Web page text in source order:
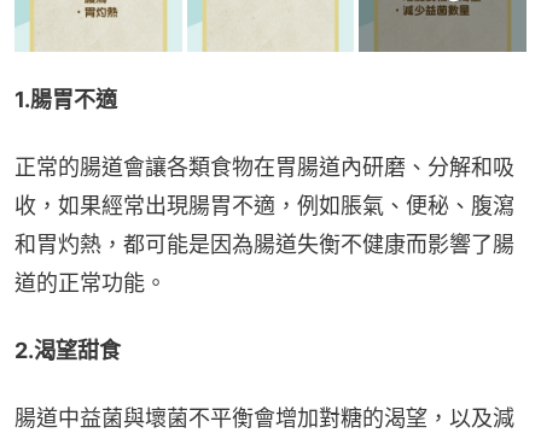
1.腸胃不適
正常的腸道會讓各類食物在胃腸道內研磨、分解和吸
收，如果經常出現腸胃不適，例如脹氣、便秘、腹瀉
和胃灼熱，都可能是因為腸道失衡不健康而影響了腸
道的正常功能。
2.渴望甜食
腸道中益菌與壞菌不平衡會增加對糖的渴望，以及減